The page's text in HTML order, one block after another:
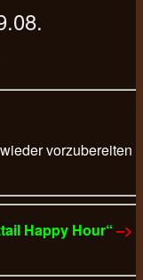
vorzubereiten
Happy Hour“–>